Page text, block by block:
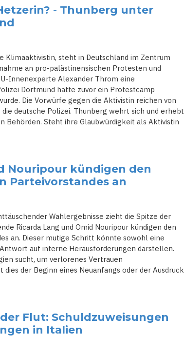
- Thunberg unter
steht in Deutschland im Zentrum
an pro-palästinensischen Protesten und
Innenexperte Alexander Throm eine
Dortmund hatte zuvor ein Protestcamp
Die Vorwürfe gegen die Aktivistin reichen von
deutsche Polizei. Thunberg wehrt sich und erhebt
Behörden. Steht ihre Glaubwürdigkeit als Aktivistin
Nouripour kündigen den
Parteivorstandes an
Wahlergebnisse zieht die Spitze der
Ricarda Lang und Omid Nouripour kündigen den
an. Dieser mutige Schritt könnte sowohl eine
auf interne Herausforderungen darstellen.
sucht, um verlorenes Vertrauen
der Beginn eines Neuanfangs oder der Ausdruck
Flut: Schuldzuweisungen
in Italien